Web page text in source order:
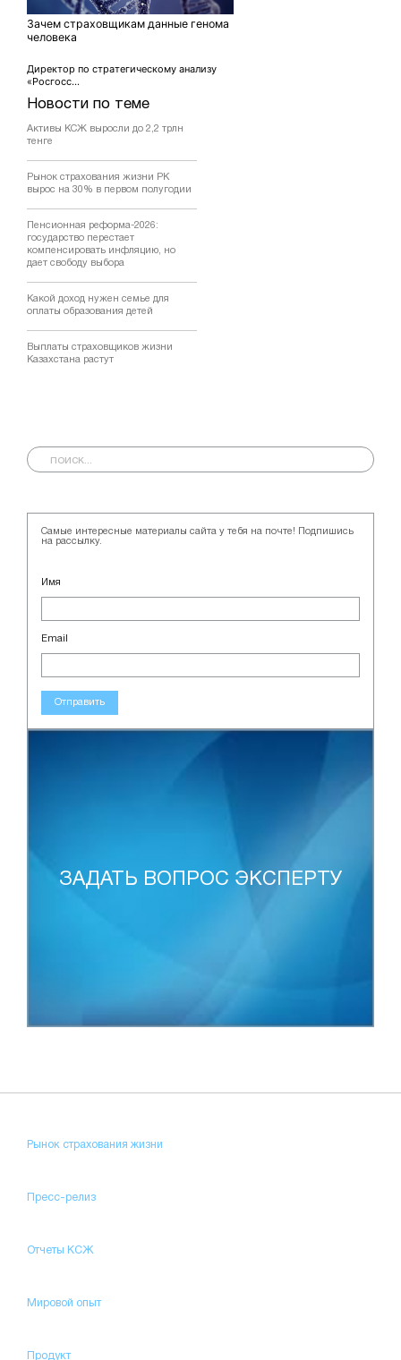
Новости по теме
Активы КСЖ выросли до 2,2 трлн
тенге
Рынок страхования жизни РК
вырос на 30% в первом полугодии
Пенсионная реформа-2026:
государство перестает
компенсировать инфляцию, но
дает свободу выбора
Какой доход нужен семье для
оплаты образования детей
Выплаты страховщиков жизни
Казахстана растут
Зачем страховщикам данные генома
человека
Директор по стратегическому анализу
«Росгосс...
Самые интересные материалы сайта у тебя на почте! Подпишись
на рассылку.
Имя
Email
Отправить
ЗАДАТЬ ВОПРОС ЭКСПЕРТУ
Рынок страхования жизни
Пресс-релиз
Отчеты КСЖ
Мировой опыт
Продукт